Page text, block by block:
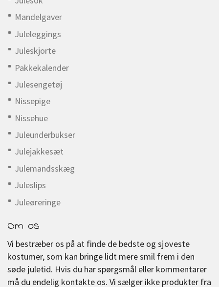
Mandelgaver
Juleleggings
Juleskjorte
Pakkekalender
Julesengetøj
Nissepige
Nissehue
Juleunderbukser
Julejakkesæt
Julemandsskæg
Juleslips
Juleøreringe
Om os
Vi bestræber os på at finde de bedste og sjoveste
kostumer, som kan bringe lidt mere smil frem i den
søde juletid. Hvis du har spørgsmål eller kommentarer
må du endelig kontakte os. Vi sælger ikke produkter fra